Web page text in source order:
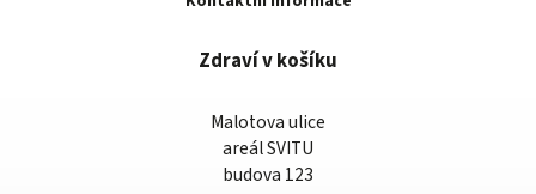
Zdraví v košíku
Malotova ulice
areál SVITU
budova 123